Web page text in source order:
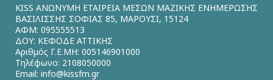
KISS ΑΝΩΝΥΜΗ ΕΤΑΙΡΕΙΑ ΜΕΣΩΝ ΜΑΖΙΚΗΣ ΕΝΗΜΕΡΩΣΗΣ
ΒΑΣΙΛΙΣΣΗΣ ΣΟΦΙΑΣ 85, ΜΑΡΟΥΣΙ, 15124
ΑΦΜ: 095555513
ΔΟΥ: ΚΕΦΟΔΕ ΑΤΤΙΚΗΣ
Αριθμός Γ.Ε.ΜΗ: 005146901000
Τηλέφωνο: 2108050000
Email: info@kissfm.gr